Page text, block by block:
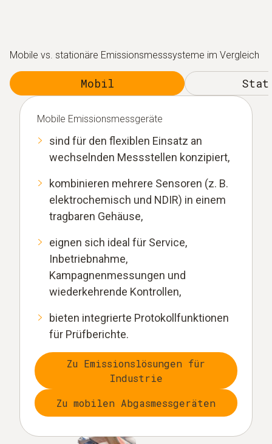
Mobile vs. stationäre Emissions­messsysteme im Vergleich
Mobil
Mobile Emissions­messgeräte
sind für den flexiblen Einsatz an
wechselnden Messstellen konzipiert,
kombinieren mehrere Sensoren (z. B.
elektrochemisch und NDIR) in einem
tragbaren Gehäuse,
eignen sich ideal für Service,
Inbetriebnahme,
Kampagnenmessungen und
wiederkehrende Kontrollen,
bieten integrierte Protokollfunktionen
für Prüfberichte.
Zu Emissionslösungen für
Industrie
Zu mobilen Abgasmessgeräten